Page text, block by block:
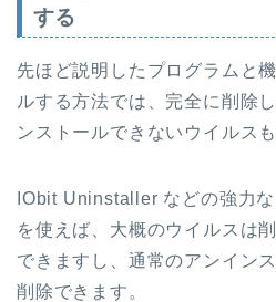
する
先ほど説明したプログラムと
ルする方法では、完全に削除
ンストールできないウイルス
IObit Uninstaller などの強力
を使えば、大概のウイルスは
できますし、通常のアンイン
削除できます。